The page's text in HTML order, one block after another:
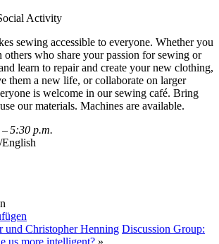
Activity
sewing accessible to everyone. Whether you
who share your passion for sewing or
learn to repair and create your new clothing,
them a new life, or collaborate on larger
is welcome in our sewing café. Bring
our materials. Machines are available.
5:30 p.m.
und Christopher Henning Discussion Group:
us more intelligent? »